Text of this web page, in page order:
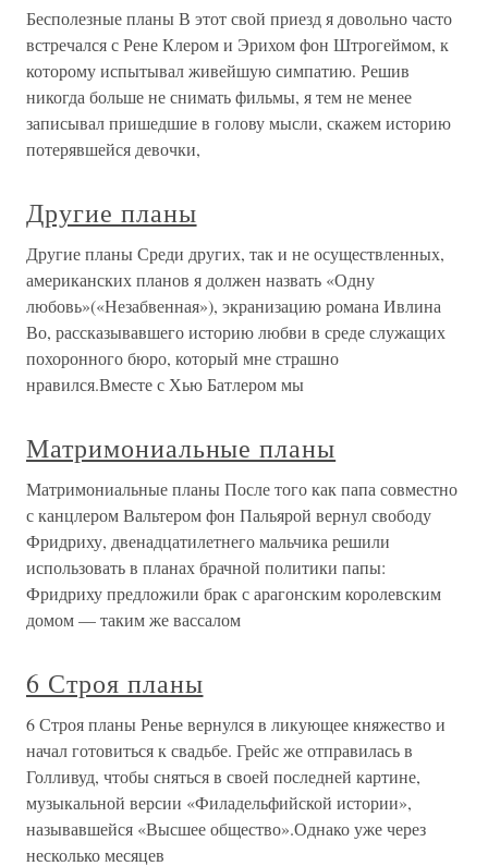
Бесполезные планы В этот свой приезд я довольно часто
встречался с Рене Клером и Эрихом фон Штрогеймом, к
которому испытывал живейшую симпатию. Решив
никогда больше не снимать фильмы, я тем не менее
записывал пришедшие в голову мысли, скажем историю
потерявшейся девочки,
Другие планы
Другие планы Среди других, так и не осуществленных,
американских планов я должен назвать «Одну
любовь»(«Незабвенная»), экранизацию романа Ивлина
Во, рассказывавшего историю любви в среде служащих
похоронного бюро, который мне страшно
нравился.Вместе с Хью Батлером мы
Матримониальные планы
Матримониальные планы После того как папа совместно
с канцлером Вальтером фон Пальярой вернул свободу
Фридриху, двенадцатилетнего мальчика решили
использовать в планах брачной политики папы:
Фридриху предложили брак с арагонским королевским
домом — таким же вассалом
6 Строя планы
6 Строя планы Ренье вернулся в ликующее княжество и
начал готовиться к свадьбе. Грейс же отправилась в
Голливуд, чтобы сняться в своей последней картине,
музыкальной версии «Филадельфийской истории»,
называвшейся «Высшее общество».Однако уже через
несколько месяцев